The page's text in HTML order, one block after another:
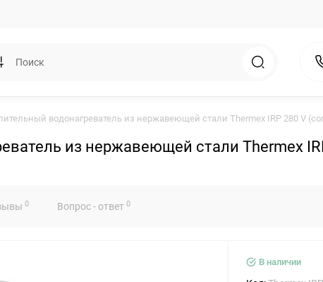
водонагреватель из нержавеющей стали Thermex IRP 280 V
из нержавеющей стали Thermex
0 Вопрос - ответ 0
В наличии